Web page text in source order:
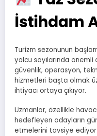
İstihdam
Turizm sezonunun
yolcu sayılarında önemli
güvenlik, operasyon,
hizmetleri başta olmak
ihtiyacı ortaya çıkıyor.
Uzmanlar, özellikle
hedefleyen adayların
etmelerini tavsiye ediyor.